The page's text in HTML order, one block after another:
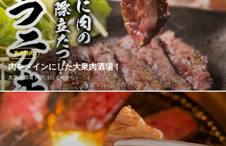
「良い肉だけど安い、なのに美味しい。」上質な厳選牛を使用
し、スタンダードなものから希少部位までお客様に焼肉メニュー
をご提供いたします。名産品の常陸牛など、和牛をリーズナブル
にお楽しみいただけるのも当店の強みです。素材の旨味を存分に
楽しめる、塩やワサビでシンプルにお召し上がりいただくのもお
すすめ。
紅屋 神立店
厳選常陸牛の炭火焼肉
ＪＲ常磐線神立駅 徒歩14分
茨城県土浦市神立町682-52
肉をメインにした大衆肉酒場！
大衆肉酒場 肉力（にくぢから）
炭火焼肉
こだわりの肉料理をメインにした土浦駅すぐの大衆肉酒場『肉
力』 どこかホっとするレトロな空間で、自慢の牛串焼（150円
～）をリーズナブルな価格でご提供。他にも、センポンやミノ刺
しなど通好みのメニューも揃っています。 最大55名様までの宴会